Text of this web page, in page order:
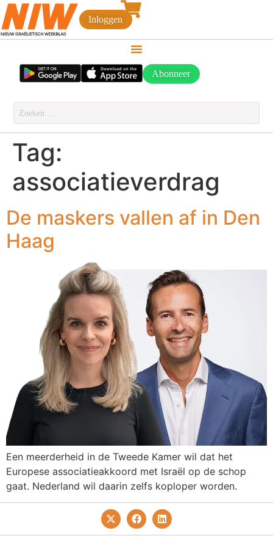
Inloggen
Abonneer
Tag:
associatieverdrag
De maskers vallen af in Den
Haag
Een meerderheid in de Tweede Kamer wil dat het
Europese associatieakkoord met Israël op de schop
gaat. Nederland wil daarin zelfs koploper worden.